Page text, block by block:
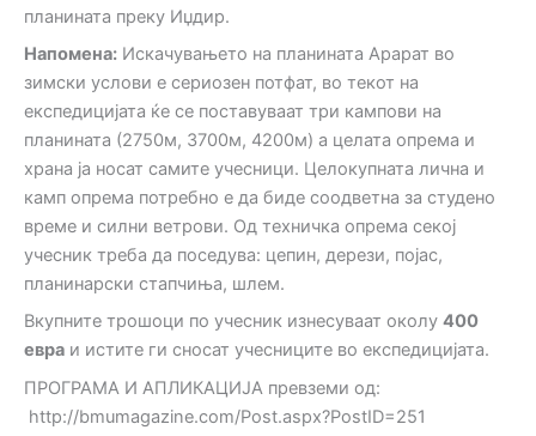
планината преку Иџдир.
Напомена: Искачувањето на планината Арарат во
зимски услови е сериозен потфат, во текот на
експедицијата ќе се поставуваат три кампови на
планината (2750м, 3700м, 4200м) а целата опрема и
храна ја носат самите учесници. Целокупната лична и
камп опрема потребно е да биде соодветна за студено
време и силни ветрови. Од техничка опрема секој
учесник треба да поседува: цепин, дерези, појас,
планинарски стапчиња, шлем.
Вкупните трошоци по учесник изнесуваат околу 400
евра и истите ги сносат учесниците во експедицијата.
ПРОГРАМА И АПЛИКАЦИЈА превземи од:
http://bmumagazine.com/Post.aspx?PostID=251